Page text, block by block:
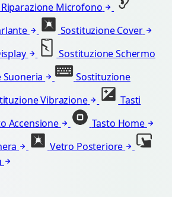
Riparazione Microfono
Sostituzione Cover
Sostituzione Schermo
Sostituzione
Vibrazione
Tasti
Accensione
Tasto Home
Vetro Posteriore